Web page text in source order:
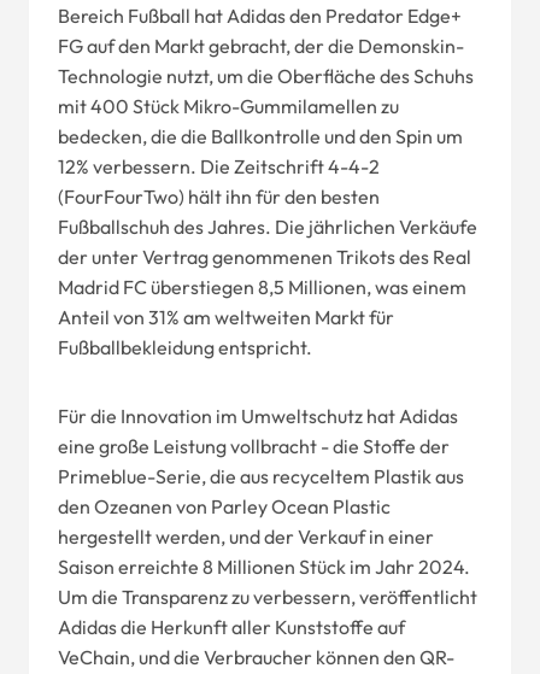
Bereich Fußball hat Adidas den Predator Edge+
FG auf den Markt gebracht, der die Demonskin-
Technologie nutzt, um die Oberfläche des Schuhs
mit 400 Stück Mikro-Gummilamellen zu
bedecken, die die Ballkontrolle und den Spin um
12% verbessern. Die Zeitschrift 4-4-2
(FourFourTwo) hält ihn für den besten
Fußballschuh des Jahres. Die jährlichen Verkäufe
der unter Vertrag genommenen Trikots des Real
Madrid FC überstiegen 8,5 Millionen, was einem
Anteil von 31% am weltweiten Markt für
Fußballbekleidung entspricht.
Für die Innovation im Umweltschutz hat Adidas
eine große Leistung vollbracht - die Stoffe der
Primeblue-Serie, die aus recyceltem Plastik aus
den Ozeanen von Parley Ocean Plastic
hergestellt werden, und der Verkauf in einer
Saison erreichte 8 Millionen Stück im Jahr 2024.
Um die Transparenz zu verbessern, veröffentlicht
Adidas die Herkunft aller Kunststoffe auf
VeChain, und die Verbraucher können den QR-